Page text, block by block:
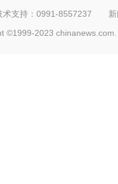
支持：0991-8557237
©1999-2023